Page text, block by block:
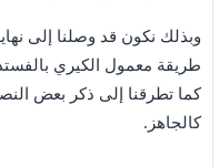
وبذلك نكون قد وصلنا إلى
طريقة معمول الكيري
كما تطرقنا إلى ذكر بعض
كالجاهز.